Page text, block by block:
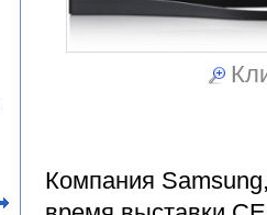
Компания